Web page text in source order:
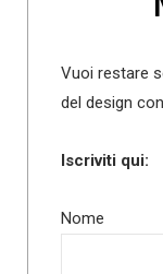
Vuoi restare
del design
Iscriviti qui:
Nome